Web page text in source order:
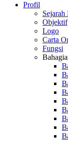
Profil
Logo
Carta
Fungsi